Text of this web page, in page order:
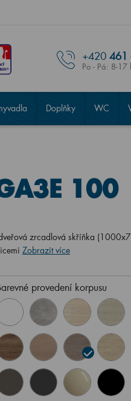
+420 461
Po - Pá: 8-17
Doplňky WC
100
zrcadlová skříňka
Zobrazit více
provedení korpusu